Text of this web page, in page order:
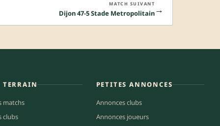
→
MATCH SUIVANT
Dijon 47-5 Stade Metropolitain
TERRAIN
matchs
clubs
PETITES ANNONCES
Annonces clubs
Annonces joueurs